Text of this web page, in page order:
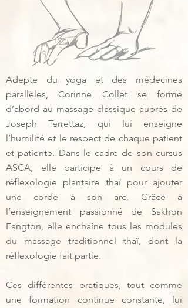
Adepte du yoga et des médecines
parallèles, Corinne Collet se forme
d’abord au massage classique auprès de
Joseph Terrettaz, qui lui enseigne
l’humilité et le respect de chaque patient
et patiente. Dans le cadre de son cursus
ASCA, elle participe à un cours de
réflexologie plantaire thaï pour ajouter
une corde à son arc. Grâce à
l’enseignement passionné de Sakhon
Fangton, elle enchaîne tous les modules
du massage traditionnel thaï, dont la
réflexologie fait partie.
Ces différentes pratiques, tout comme
une formation continue constante, lui